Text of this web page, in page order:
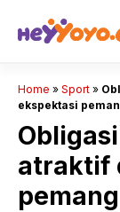
Home » Sport »
ekspektasi
atraktif